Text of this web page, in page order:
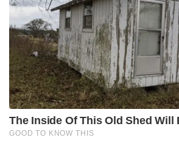
The Inside Of This Old Shed Will
GOOD TO KNOW THIS